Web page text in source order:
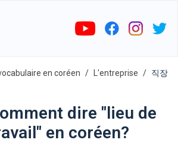
en coréen L'entreprise
직장
dire "lieu de
en coréen?